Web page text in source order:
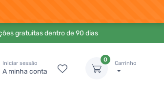
gratuitas dentro de 90 dias
Iniciar sessão
A minha conta
0
Carrinho